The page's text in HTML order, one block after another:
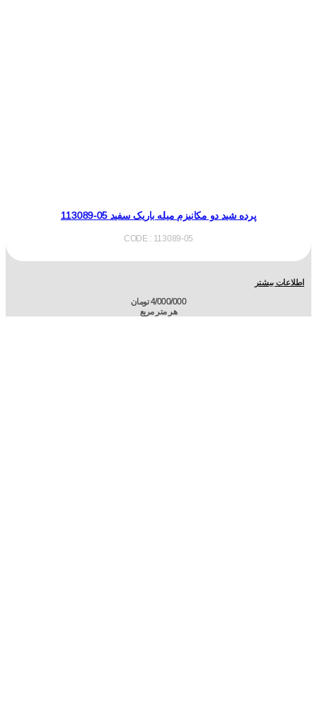
پرده شید دو مکانیزم میله باریک سفید 05-113089
CODE : 113089-05
اطلاعات بیشتر
4/000/000تومان
هر متر مربع